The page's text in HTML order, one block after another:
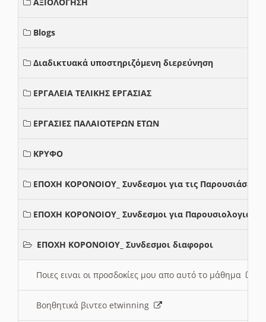
Blogs
Διαδικτυακά υποστηριζόμενη διερεύνηση
ΕΡΓΑΛΕΙΑ ΤΕΛΙΚΗΣ ΕΡΓΑΣΙΑΣ
ΕΡΓΑΣΙΕΣ ΠΑΛΑΙΟΤΕΡΩΝ ΕΤΩΝ
ΚΡΥΦΟ
ΕΠΟΧΗ ΚΟΡΟΝΟΙΟΥ_ Συνδεσμοι για τις Παρουσιάσεις
ΕΠΟΧΗ ΚΟΡΟΝΟΙΟΥ_ Συνδεσμοι για Παρουσιολογια
ΕΠΟΧΗ ΚΟΡΟΝΟΙΟΥ_ Συνδεσμοι διαφοροι
Ποιες ειναι οι προσδοκίες μου απο αυτό το μάθημα
Βοηθητικά βιντεο etwinning